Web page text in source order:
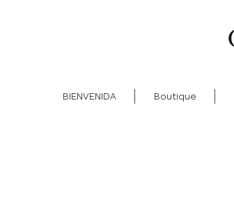
BIENVENIDA Boutique